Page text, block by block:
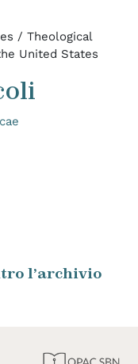
/ Theological
United States
l’archivio